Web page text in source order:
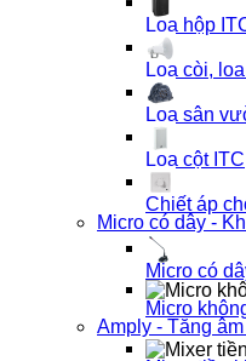
Loa hộp
Loa còi,
Loa sân
Loa cột ITC
Chiết áp
Micro có dây -
Micro có
Micro
Amply - Tăng